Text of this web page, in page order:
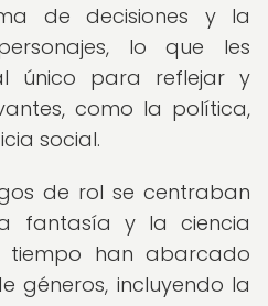
de decisiones y la
lo que les
único para reflejar y
como la política,
social.
de rol se centraban
fantasía y la ciencia
tiempo han abarcado
géneros, incluyendo la